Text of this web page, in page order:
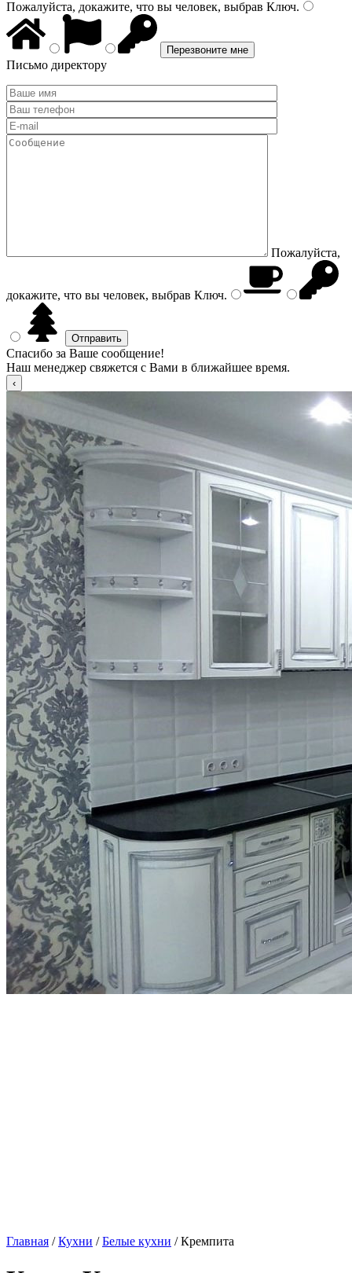
Пожалуйста, докажите, что вы человек, выбрав Ключ.
Письмо директору
Пожалуйста,
докажите, что вы человек, выбрав Ключ.
Спасибо за Ваше сообщение!
Наш менеджер свяжется с Вами в ближайшее время.
Главная /Кухни /Белые кухни / Кремпита